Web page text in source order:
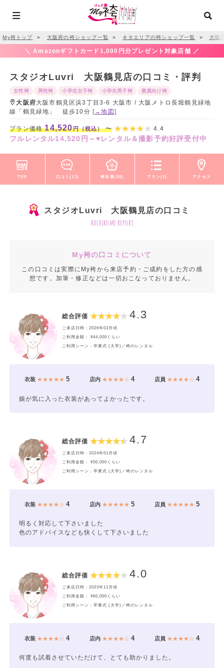
My袴トップ ＞ 大阪府の袴ショップ一覧 ＞ キタエリアの袴ショップ一覧 ＞ 大阪
＼ Amazonギフトカード1,000円分プレゼント対象店舗 ／
スタジオLuvri 大阪鶴見店の口コミ・評判
女性袴 男性袴 小学生女子袴 小学生男子袴 教員向け袴
大阪府大阪市鶴見区浜3丁目3-6 大阪市 / 大阪メトロ長堀鶴見緑地
線「鶴見緑地」 徒歩10分 [→地図]
プラン価格14,520円（税込）〜 4.4
フルレンタル14,520円～♥レンタル＆撮影予約好評受付中
TOP 口コミ(13) 袴衣装(50) プラン(1) アクセス
スタジオLuvri 大阪鶴見店の口コミ
kuchikomi report
My袴の口コミについて
この口コミは実際にMy袴から来店予約・ご成約をした方の感
想です。加筆・修正などは一切おこなっておりません。
総合評価 4.3
ご来店日時：2026年03月頃
ご利用金額： ¥44,000くらい
ご利用シーン：卒業式 (大学)／袴のレンタル
衣装★★★★★ 5 店内★★★★☆ 4 店員 ★★★★☆4
娘が気に入った衣装があってよかったです。
総合評価 4.7
ご来店日時：2024年01月頃
ご利用金額： ¥50,000くらい
ご利用シーン：卒業式 (大学)／袴のレンタル
衣装★★★★☆ 4 店内★★★★★ 5 店員 ★★★★★5
明るく対応して下さいました
色のアドバイスなども快くして下さいました
総合評価 4.0
ご来店日時：2023年11月頃
ご利用金額： ¥60,000くらい
ご利用シーン：卒業式 (大学)／袴のレンタル
衣装★★★★☆ 4 店内★★★★☆ 4 店員 ★★★★☆4
何度も試着させていただけて、とても助かりました。